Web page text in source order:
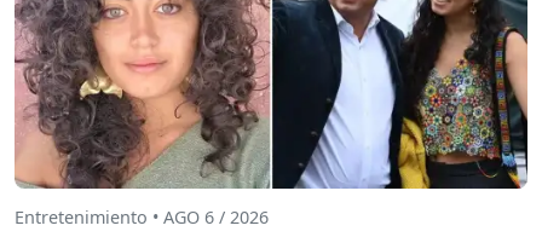
Entretenimiento • AGO 6 / 2026